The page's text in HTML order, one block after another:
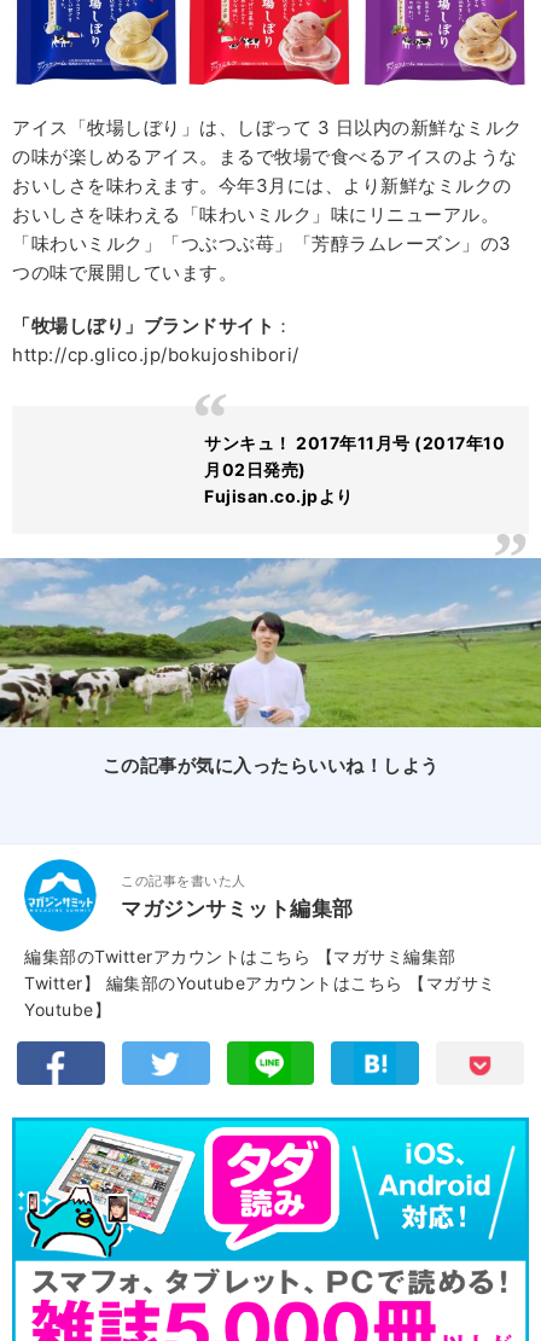
アイス「牧場しぼり」は、しぼって 3 日以内の新鮮なミルク
の味が楽しめるアイス。まるで牧場で食べるアイスのような
おいしさを味わえます。今年3月には、より新鮮なミルクの
おいしさを味わえる「味わいミルク」味にリニューアル。
「味わいミルク」「つぶつぶ苺」「芳醇ラムレーズン」の3
つの味で展開しています。
「牧場しぼり」ブランドサイト ：
http://cp.glico.jp/bokujoshibori/
サンキュ！ 2017年11月号 (2017年10
月02日発売)
Fujisan.co.jpより
この記事が気に入ったらいいね！しよう
この記事を書いた人
マガジンサミット編集部
編集部のTwitterアカウントはこちら
【マガサミ編集部
Twitter】
編集部のYoutubeアカウントはこちら
【マガサミ
Youtube】